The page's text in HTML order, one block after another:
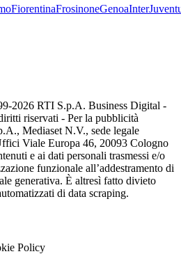
FiorentinaFrosinoneGenoaInter
2026 RTI S.p.A. Business Digital -
riservati - Per la pubblicità
Mediaset N.V., sede legale
Viale Europa 46, 20093 Cologno
e ai dati personali trasmessi e/o
funzionale all’addestramento di
generativa. È altresì fatto divieto
di data scraping.
Policy